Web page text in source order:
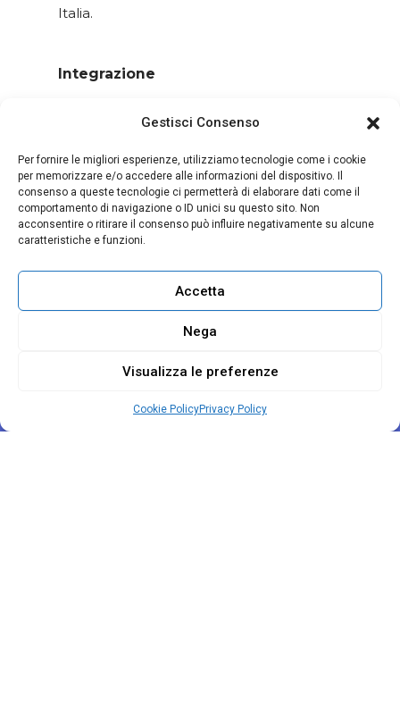
Gestisci Consenso
Per fornire le migliori esperienze, utilizziamo tecnologie come i cookie
per memorizzare e/o accedere alle informazioni del dispositivo. Il
consenso a queste tecnologie ci permetterà di elaborare dati come il
comportamento di navigazione o ID unici su questo sito. Non
acconsentire o ritirare il consenso può influire negativamente su alcune
caratteristiche e funzioni.
Accetta
Nega
Visualizza le preferenze
Cookie PolicyPrivacy Policy
Italia.
Integrazione
partire dall’apprendimento della lingua.
Progetto di vita
Nel percorso per un rapporto di lavoro
stabilee un impegno a lungo termine